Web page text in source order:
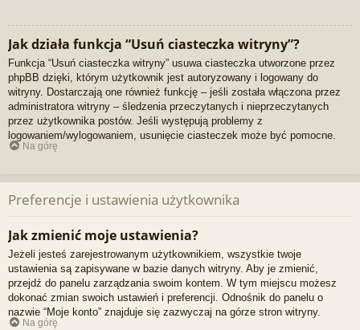
Jak działa funkcja “Usuń ciasteczka witryny”?
Funkcja “Usuń ciasteczka witryny” usuwa ciasteczka utworzone przez
phpBB dzięki, którym użytkownik jest autoryzowany i logowany do
witryny. Dostarczają one również funkcję – jeśli została włączona przez
administratora witryny – śledzenia przeczytanych i nieprzeczytanych
przez użytkownika postów. Jeśli występują problemy z
logowaniem/wylogowaniem, usunięcie ciasteczek może być pomocne.
Na górę
Preferencje i ustawienia użytkownika
Jak zmienić moje ustawienia?
Jeżeli jesteś zarejestrowanym użytkownikiem, wszystkie twoje
ustawienia są zapisywane w bazie danych witryny. Aby je zmienić,
przejdź do panelu zarządzania swoim kontem. W tym miejscu możesz
dokonać zmian swoich ustawień i preferencji. Odnośnik do panelu o
nazwie “Moje konto” znajduje się zazwyczaj na górze stron witryny.
Na górę